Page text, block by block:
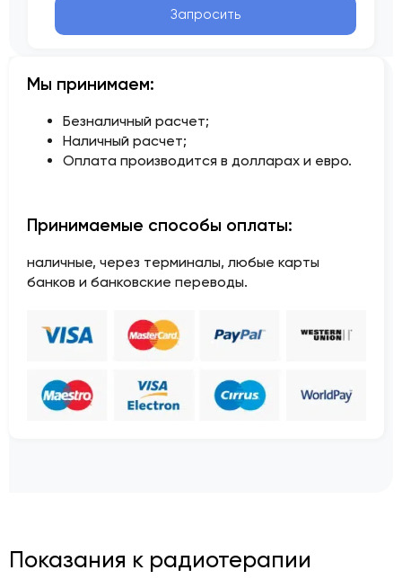
Запросить
Мы принимаем:
Безналичный расчет;
Наличный расчет;
Оплата производится в долларах и евро.
Принимаемые способы оплаты:
наличные, через терминалы, любые карты
банков и банковские переводы.
Показания к радиотерапии